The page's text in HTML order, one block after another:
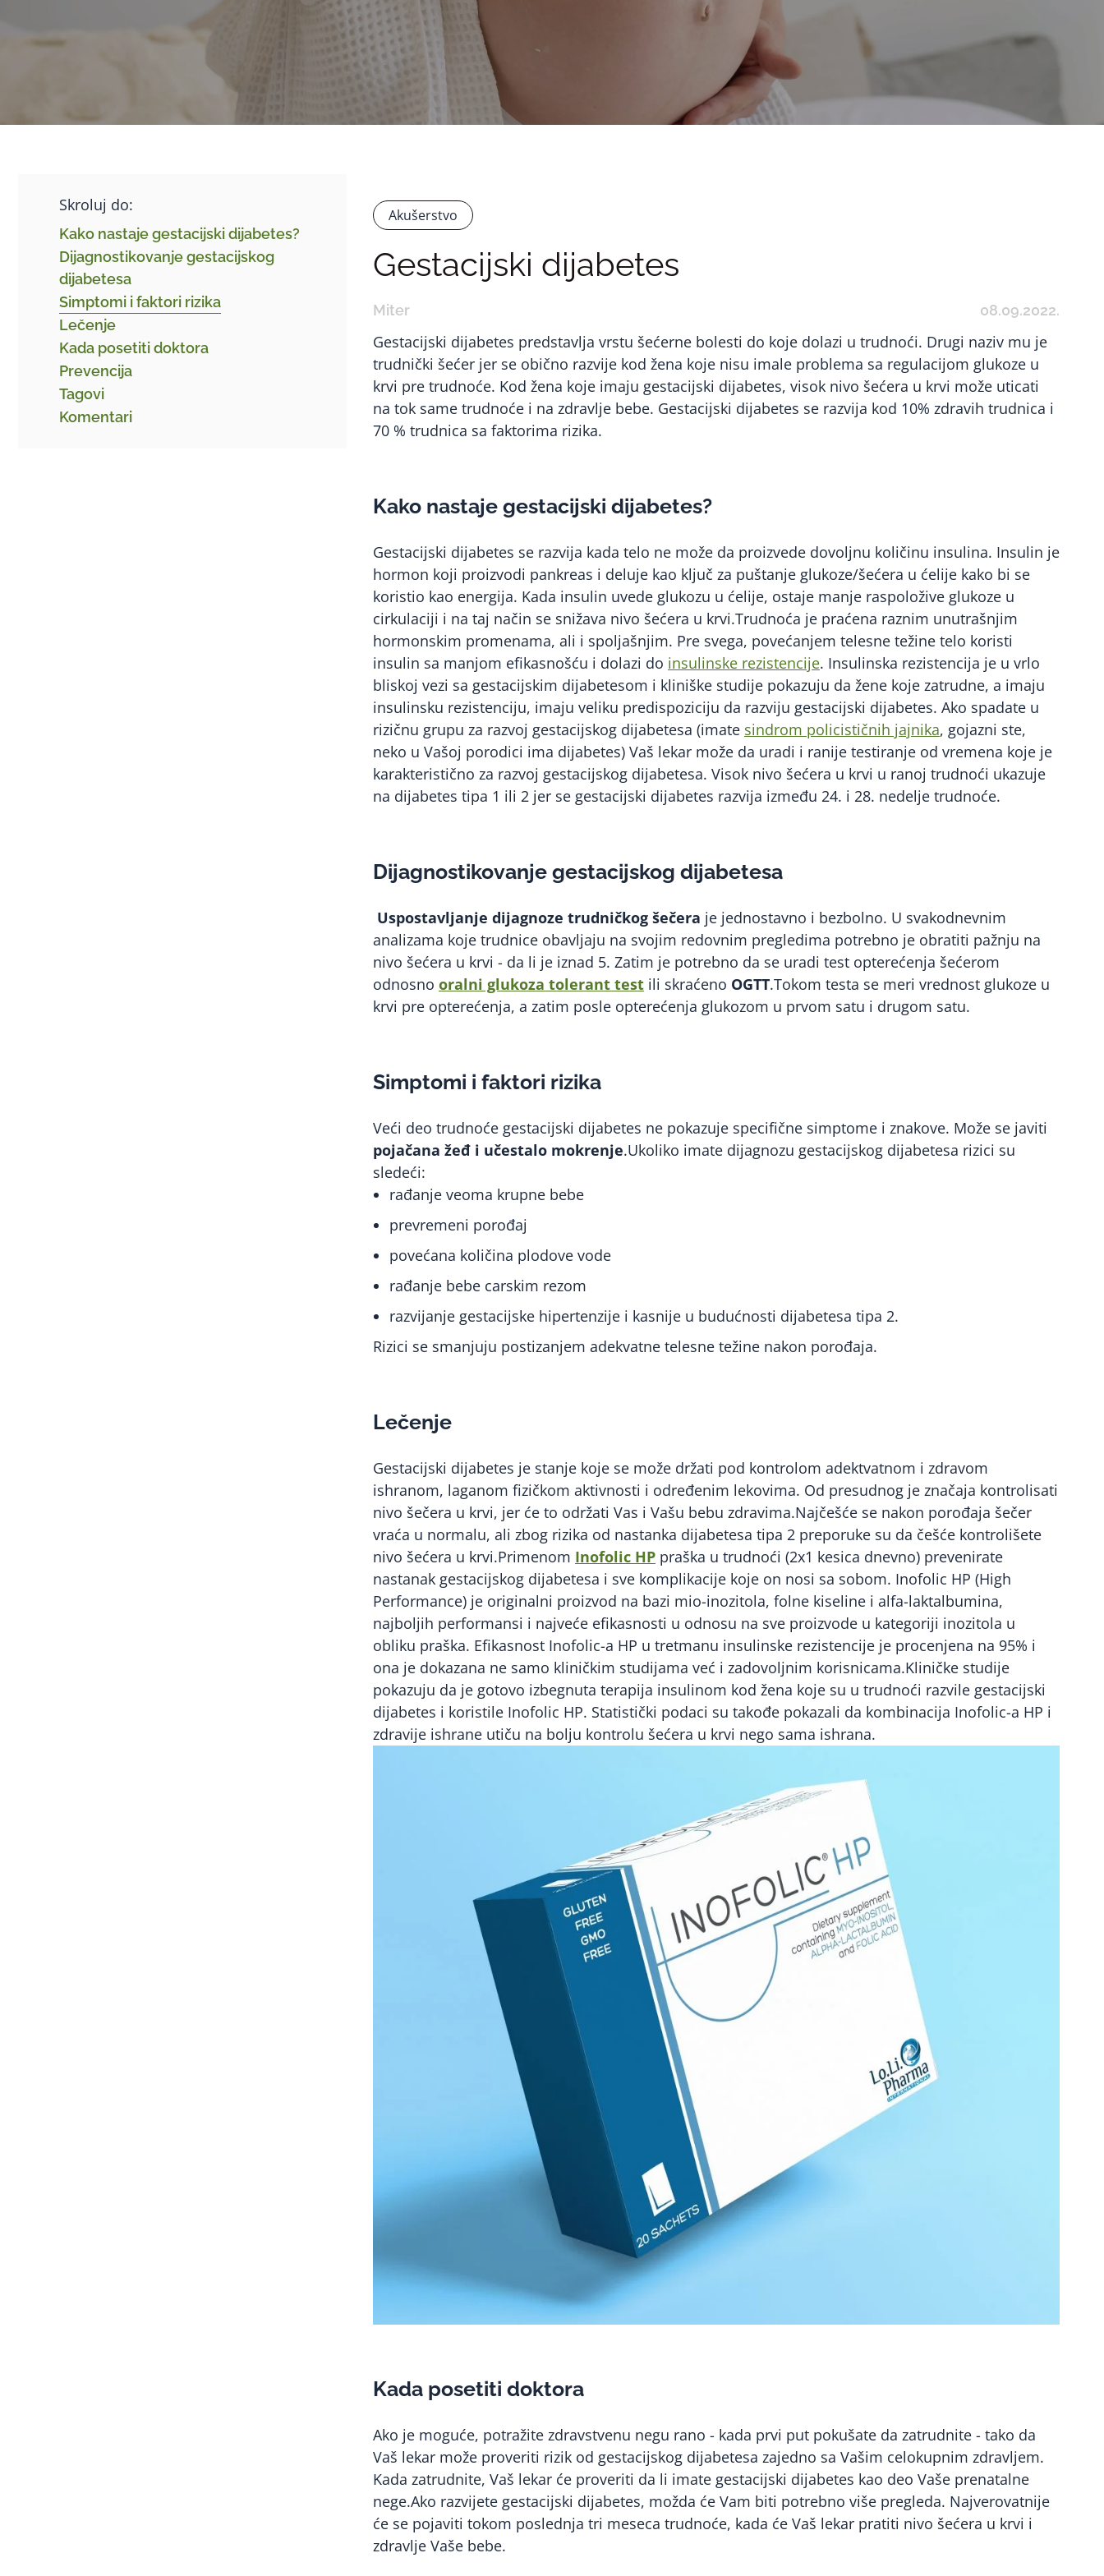
Skroluj do:
Kako nastaje gestacijski dijabetes?
Dijagnostikovanje gestacijskog
dijabetesa
Simptomi i faktori rizika
Lečenje
Kada posetiti doktora
Prevencija
Tagovi
Komentari
Akušerstvo
Gestacijski dijabetes
Miter 08.09.2022.
Gestacijski dijabetes predstavlja vrstu šećerne bolesti do koje dolazi u trudnoći. Drugi naziv mu je
trudnički šećer jer se obično razvije kod žena koje nisu imale problema sa regulacijom glukoze u
krvi pre trudnoće. Kod žena koje imaju gestacijski dijabetes, visok nivo šećera u krvi može uticati
na tok same trudnoće i na zdravlje bebe. Gestacijski dijabetes se razvija kod 10% zdravih trudnica i
70 % trudnica sa faktorima rizika.
Kako nastaje gestacijski dijabetes?
Gestacijski dijabetes se razvija kada telo ne može da proizvede dovoljnu količinu insulina. Insulin je
hormon koji proizvodi pankreas i deluje kao ključ za puštanje glukoze/šećera u ćelije kako bi se
koristio kao energija. Kada insulin uvede glukozu u ćelije, ostaje manje raspoložive glukoze u
cirkulaciji i na taj način se snižava nivo šećera u krvi.Trudnoća je praćena raznim unutrašnjim
hormonskim promenama, ali i spoljašnjim. Pre svega, povećanjem telesne težine telo koristi
insulin sa manjom efikasnošću i dolazi do insulinske rezistencije. Insulinska rezistencija je u vrlo
bliskoj vezi sa gestacijskim dijabetesom i kliniške studije pokazuju da žene koje zatrudne, a imaju
insulinsku rezistenciju, imaju veliku predispoziciju da razviju gestacijski dijabetes. Ako spadate u
rizičnu grupu za razvoj gestacijskog dijabetesa (imate sindrom policističnih jajnika, gojazni ste,
neko u Vašoj porodici ima dijabetes) Vaš lekar može da uradi i ranije testiranje od vremena koje je
karakteristično za razvoj gestacijskog dijabetesa. Visok nivo šećera u krvi u ranoj trudnoći ukazuje
na dijabetes tipa 1 ili 2 jer se gestacijski dijabetes razvija između 24. i 28. nedelje trudnoće.
Dijagnostikovanje gestacijskog dijabetesa
Uspostavljanje dijagnoze trudničkog šečera je jednostavno i bezbolno. U svakodnevnim
analizama koje trudnice obavljaju na svojim redovnim pregledima potrebno je obratiti pažnju na
nivo šećera u krvi - da li je iznad 5. Zatim je potrebno da se uradi test opterećenja šećerom
odnosno oralni glukoza tolerant test ili skraćeno OGTT.Tokom testa se meri vrednost glukoze u
krvi pre opterećenja, a zatim posle opterećenja glukozom u prvom satu i drugom satu.
Simptomi i faktori rizika
Veći deo trudnoće gestacijski dijabetes ne pokazuje specifične simptome i znakove. Može se javiti
pojačana žeđ i učestalo mokrenje.Ukoliko imate dijagnozu gestacijskog dijabetesa rizici su
sledeći:
rađanje veoma krupne bebe
prevremeni porođaj
povećana količina plodove vode
rađanje bebe carskim rezom
razvijanje gestacijske hipertenzije i kasnije u budućnosti dijabetesa tipa 2.
Rizici se smanjuju postizanjem adekvatne telesne težine nakon porođaja.
Lečenje
Gestacijski dijabetes je stanje koje se može držati pod kontrolom adektvatnom i zdravom
ishranom, laganom fizičkom aktivnosti i određenim lekovima. Od presudnog je značaja kontrolisati
nivo šečera u krvi, jer će to održati Vas i Vašu bebu zdravima.Najčešće se nakon porođaja šečer
vraća u normalu, ali zbog rizika od nastanka dijabetesa tipa 2 preporuke su da češće kontrolišete
nivo šećera u krvi.Primenom Inofolic HP praška u trudnoći (2x1 kesica dnevno) prevenirate
nastanak gestacijskog dijabetesa i sve komplikacije koje on nosi sa sobom. Inofolic HP (High
Performance) je originalni proizvod na bazi mio-inozitola, folne kiseline i alfa-laktalbumina,
najboljih performansi i najveće efikasnosti u odnosu na sve proizvode u kategoriji inozitola u
obliku praška. Efikasnost Inofolic-a HP u tretmanu insulinske rezistencije je procenjena na 95% i
ona je dokazana ne samo kliničkim studijama već i zadovoljnim korisnicama.Kliničke studije
pokazuju da je gotovo izbegnuta terapija insulinom kod žena koje su u trudnoći razvile gestacijski
dijabetes i koristile Inofolic HP. Statistički podaci su takođe pokazali da kombinacija Inofolic-a HP i
zdravije ishrane utiču na bolju kontrolu šećera u krvi nego sama ishrana.
Kada posetiti doktora
Ako je moguće, potražite zdravstvenu negu rano - kada prvi put pokušate da zatrudnite - tako da
Vaš lekar može proveriti rizik od gestacijskog dijabetesa zajedno sa Vašim celokupnim zdravljem.
Kada zatrudnite, Vaš lekar će proveriti da li imate gestacijski dijabetes kao deo Vaše prenatalne
nege.Ako razvijete gestacijski dijabetes, možda će Vam biti potrebno više pregleda. Najverovatnije
će se pojaviti tokom poslednja tri meseca trudnoće, kada će Vaš lekar pratiti nivo šećera u krvi i
zdravlje Vaše bebe.